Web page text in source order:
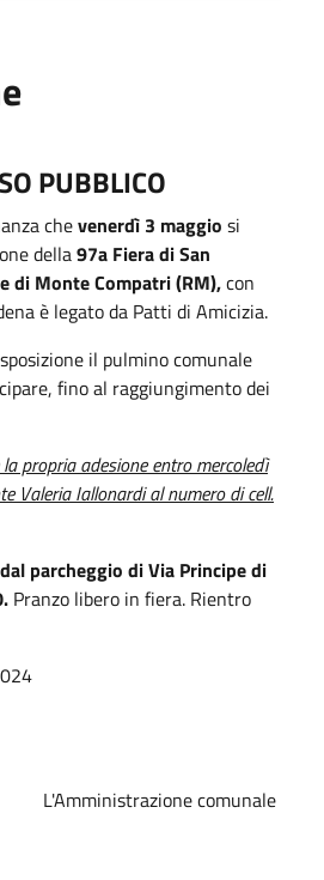
PUBBLICO
chevenerdì 3 maggio si
della97a Fiera di San
di Monte Compatri (RM),con
è legato da Patti di Amicizia.
il pulmino comunale
fino al raggiungimento dei
propria adesione entro mercoledì
Valeria Iallonardi al numero di cell.
parcheggio di Via Principe di
Pranzo libero in fiera. Rientro
L'Amministrazione comunale